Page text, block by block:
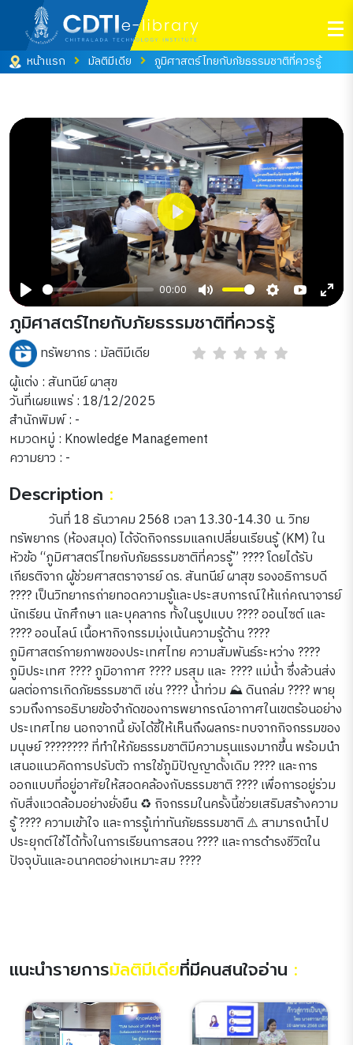
หน้าแรก มัลติมีเดีย ภูมิศาสตร์ไทยกับภัยธรรมชาติที่ควรรู้
Play
00:00
Mute SettingsYouTube
Play
ภูมิศาสตร์ไทยกับภัยธรรมชาติที่ควรรู้
ทรัพยากร : มัลติมีเดีย
ผู้แต่ง : สันทนีย์ ผาสุข
วันที่เผยแพร่ : 18/12/2025
สำนักพิมพ์ : -
หมวดหมู่ : Knowledge Management
ความยาว : -
Description :
วันที่ 18 ธันวาคม 2568 เวลา 13.30-14.30 น. วิทย
ทรัพยากร (ห้องสมุด) ได้จัดกิจกรรมแลกเปลี่ยนเรียนรู้ (KM) ใน
หัวข้อ “ภูมิศาสตร์ไทยกับภัยธรรมชาติที่ควรรู้” ???? โดยได้รับ
เกียรติจาก ผู้ช่วยศาสตราจารย์ ดร. สันทนีย์ ผาสุข รองอธิการบดี
???? เป็นวิทยากรถ่ายทอดความรู้และประสบการณ์ให้แก่คณาจารย์
นักเรียน นักศึกษา และบุคลากร ทั้งในรูปแบบ ???? ออนไซต์ และ
???? ออนไลน์ เนื้อหากิจกรรมมุ่งเน้นความรู้ด้าน ????
ภูมิศาสตร์กายภาพของประเทศไทย ความสัมพันธ์ระหว่าง ????️
ภูมิประเทศ ????️ ภูมิอากาศ ????️ มรสุม และ ???? แม่น้ำ ซึ่งล้วนส่ง
ผลต่อการเกิดภัยธรรมชาติ เช่น ????️ น้ำท่วม ⛰️ ดินถล่ม ????️ พายุ
รวมถึงการอธิบายข้อจำกัดของการพยากรณ์อากาศในเขตร้อนอย่าง
ประเทศไทย นอกจากนี้ ยังได้ชี้ให้เห็นถึงผลกระทบจากกิจกรรมของ
มนุษย์ ????????️ ที่ทำให้ภัยธรรมชาติมีความรุนแรงมากขึ้น พร้อมนำ
เสนอแนวคิดการปรับตัว การใช้ภูมิปัญญาดั้งเดิม ???? และการ
ออกแบบที่อยู่อาศัยให้สอดคล้องกับธรรมชาติ ???? เพื่อการอยู่ร่วม
กับสิ่งแวดล้อมอย่างยั่งยืน ♻️ กิจกรรมในครั้งนี้ช่วยเสริมสร้างความ
รู้ ???? ความเข้าใจ และการรู้เท่าทันภัยธรรมชาติ ⚠️ สามารถนำไป
ประยุกต์ใช้ได้ทั้งในการเรียนการสอน ???? และการดำรงชีวิตใน
ปัจจุบันและอนาคตอย่างเหมาะสม ????
แนะนำรายการมัลติมีเดียที่มีคนสนใจอ่าน :